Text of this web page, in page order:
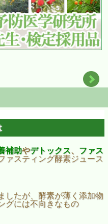
補助やデトックス、 ファス
ァスティング酵素ジュース
したが、酵素が薄く添加物
グには不向きなもの